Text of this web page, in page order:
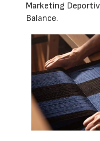
Marketing
Balance.